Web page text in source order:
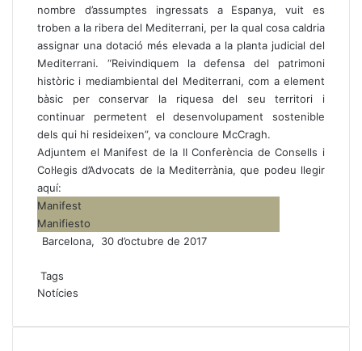
nombre d’assumptes ingressats a Espanya, vuit es
troben a la ribera del Mediterrani, per la qual cosa caldria
assignar una dotació més elevada a la planta judicial del
Mediterrani. “Reivindiquem la defensa del patrimoni
històric i mediambiental del Mediterrani, com a element
bàsic per conservar la riquesa del seu territori i
continuar permetent el desenvolupament sostenible
dels qui hi resideixen”, va concloure McCragh.
Adjuntem el Manifest de la II Conferència de Consells i
Col·legis d’Advocats de la Mediterrània, que podeu llegir
aquí:
Manifest
Manifiesto
Barcelona, 30 d’octubre de 2017
Tags
Notícies